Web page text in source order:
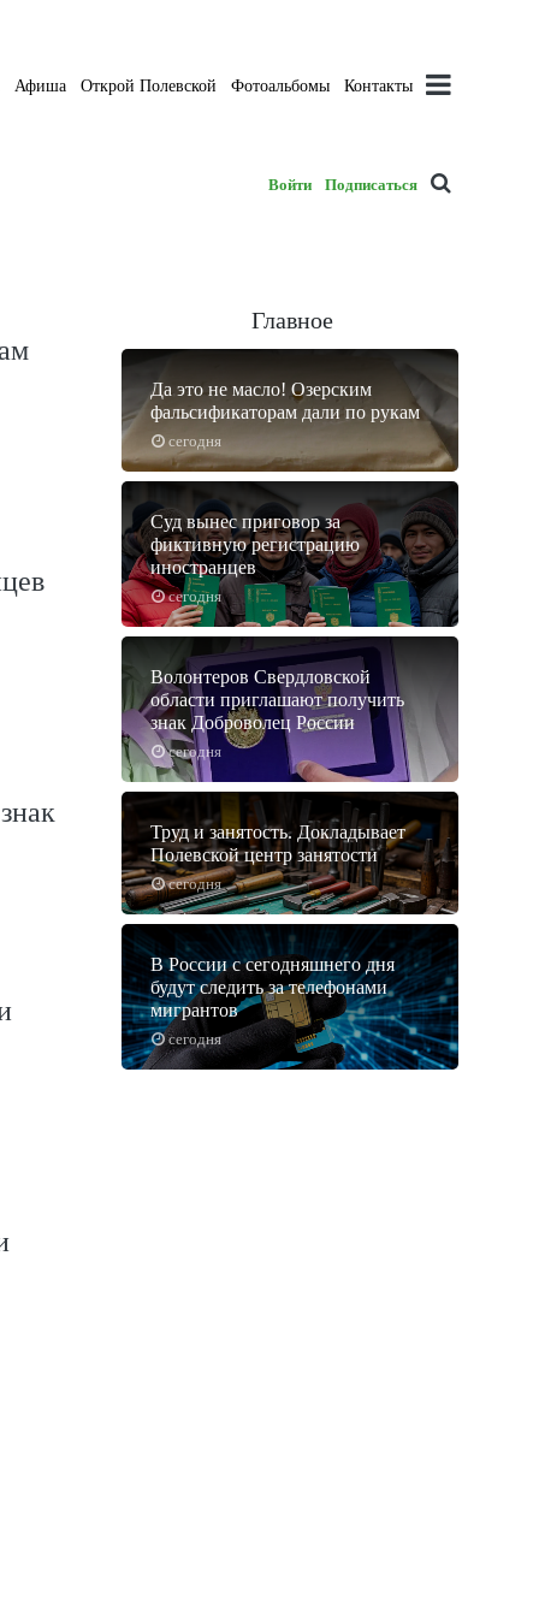
Афиша Открой Полевской Фотоальбомы Контакты
Войти Подписаться
Главное
сегодня
Да это не масло! Озерским
фальсификаторам дали по рукам
сегодня
Суд вынес приговор за
фиктивную регистрацию
иностранцев
сегодня
Волонтеров Свердловской
области приглашают получить
знак Доброволец России
сегодня
Труд и занятость. Докладывает
Полевской центр занятости
сегодня
В России с сегодняшнего дня
будут следить за телефонами
мигрантов